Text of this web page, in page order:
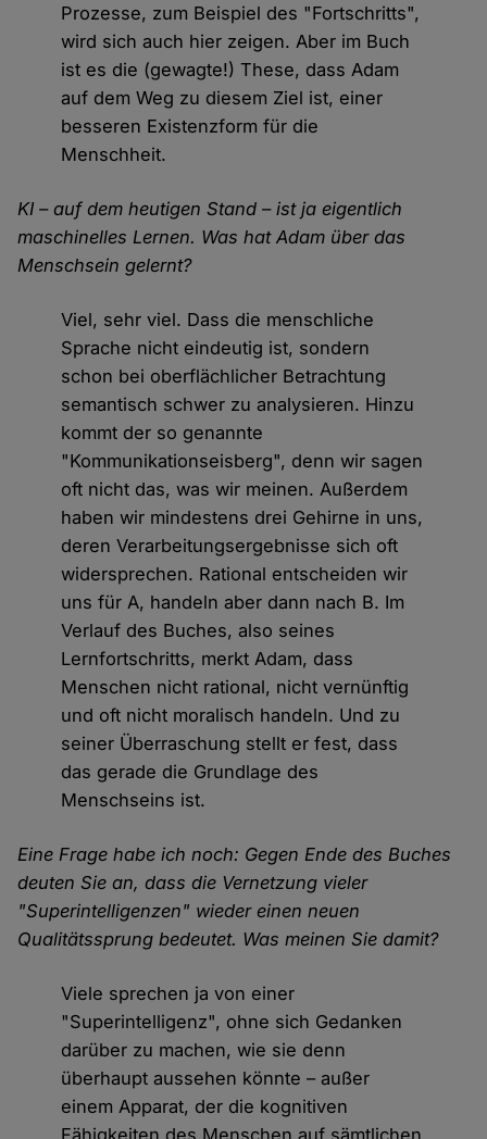
Prozesse, zum Beispiel des "Fortschritts",
wird sich auch hier zeigen. Aber im Buch
ist es die (gewagte!) These, dass Adam
auf dem Weg zu diesem Ziel ist, einer
besseren Existenzform für die
Menschheit.
KI – auf dem heutigen Stand – ist ja eigentlich
maschinelles Lernen. Was hat Adam über das
Menschsein gelernt?
Viel, sehr viel. Dass die menschliche
Sprache nicht eindeutig ist, sondern
schon bei oberflächlicher Betrachtung
semantisch schwer zu analysieren. Hinzu
kommt der so genannte
"Kommunikationseisberg", denn wir sagen
oft nicht das, was wir meinen. Außerdem
haben wir mindestens drei Gehirne in uns,
deren Verarbeitungsergebnisse sich oft
widersprechen. Rational entscheiden wir
uns für A, handeln aber dann nach B. Im
Verlauf des Buches, also seines
Lernfortschritts, merkt Adam, dass
Menschen nicht rational, nicht vernünftig
und oft nicht moralisch handeln. Und zu
seiner Überraschung stellt er fest, dass
das gerade die Grundlage des
Menschseins ist.
Eine Frage habe ich noch: Gegen Ende des Buches
deuten Sie an, dass die Vernetzung vieler
"Superintelligenzen" wieder einen neuen
Qualitätssprung bedeutet. Was meinen Sie damit?
Viele sprechen ja von einer
"Superintelligenz", ohne sich Gedanken
darüber zu machen, wie sie denn
überhaupt aussehen könnte – außer
einem Apparat, der die kognitiven
Fähigkeiten des Menschen auf sämtlichen